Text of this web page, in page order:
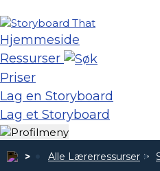
Hjemmeside
Ressurser
Priser
Lag en Storyboard
Lag et Storyboard
Alle Lærerressurser